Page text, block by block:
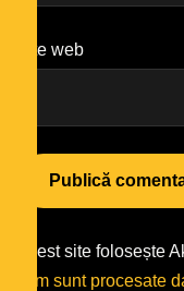
Site web
Acest site folosește
cum sunt procesate